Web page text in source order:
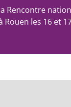
Rencontre
Rouen les 16 et